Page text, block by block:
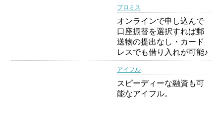
プロミス
オンラインで申し込んで
口座振替を選択すれば郵
送物の提出なし・カード
レスでも借り入れが可能♪
アイフル
スピーディーな融資も可
能なアイフル。